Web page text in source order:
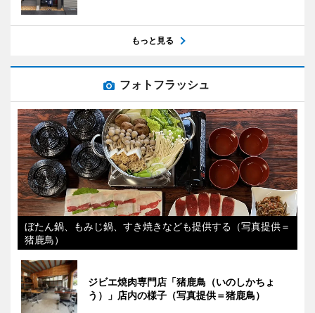
もっと見る
フォトフラッシュ
ぼたん鍋、もみじ鍋、すき焼きなども提供する（写真提供＝
猪鹿鳥）
ジビエ焼肉専門店「猪鹿鳥（いのしかちょ
う）」店内の様子（写真提供＝猪鹿鳥）